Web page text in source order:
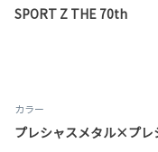
SPORT Z THE 70th
カラー
プレシャスメタル×プレ